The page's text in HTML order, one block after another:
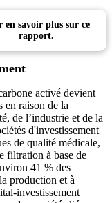
en savoir plus sur ce
rapport.
activé devient
en raison de la
de l’industrie et de la
d'investissement
de qualité médicale,
filtration à base de
41 % des
production et à
investissement